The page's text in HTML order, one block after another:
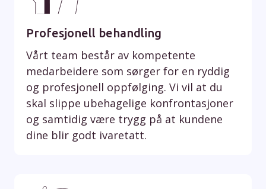
Profesjonell behandling
Vårt team består av kompetente
medarbeidere som sørger for en ryddig
og profesjonell oppfølging. Vi vil at du
skal slippe ubehagelige konfrontasjoner
og samtidig være trygg på at kundene
dine blir godt ivaretatt.